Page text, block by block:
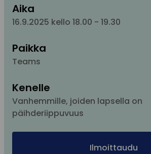
Aika
16.9.2025 kello 18.00 - 19.30
Paikka
Teams
Kenelle
Vanhemmille, joiden lapsella on
päihderiippuvuus
Ilmoittaudu